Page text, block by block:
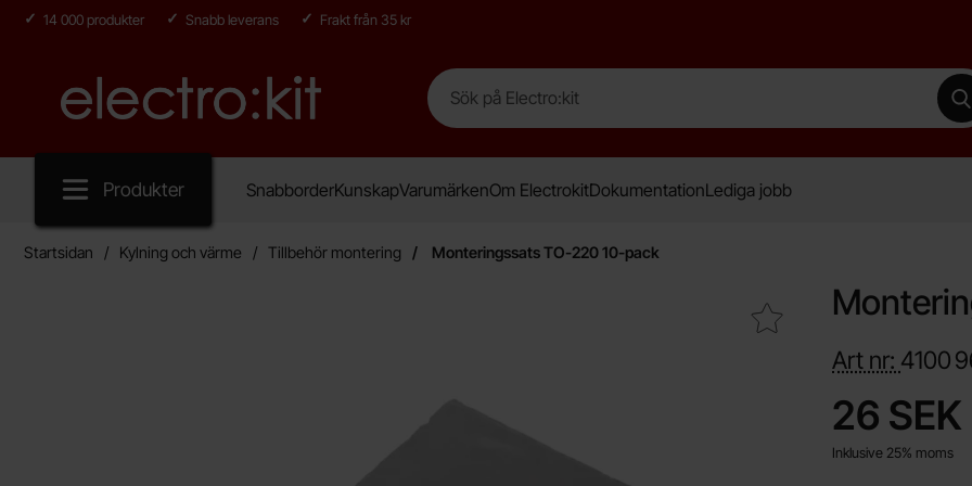
14 000 produkter Snabb leverans Frakt från 35 kr
Startsidan för Electro:kit
Sök
Sök på Electro:kit
Produkter SnabborderKunskapVarumärkenOm ElectrokitDokumentationLediga jobb
Startsidan Kylning och värme Tillbehör montering Monteringssats TO-220 10-pack
Makera monteringssats TO-220 10-pack som favorit
Art nr: 4100
pris
26 SEK
Inklusive 25% moms